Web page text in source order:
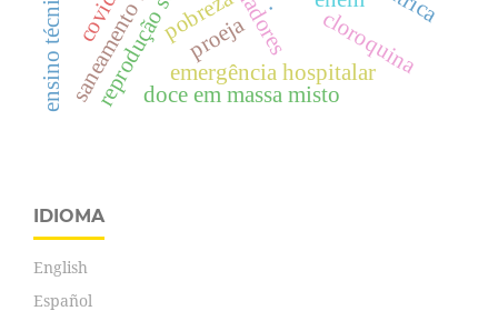
emergência hospitalar
reprodução socialpobreza
doce em massa misto
ensino técnico cloroquina
proeja
IDIOMA
English
Español